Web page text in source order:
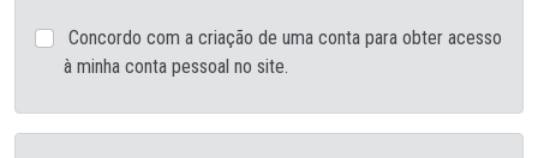
Concordo com a criação de uma conta para obter acesso
à minha conta pessoal no site.